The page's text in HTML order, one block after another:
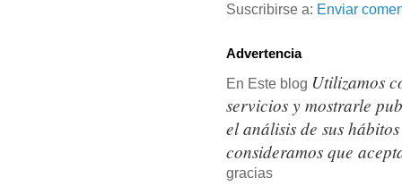
Suscribirse a: Enviar
Advertencia
En Este blog Utilizamos
servicios y mostrarle
el análisis de sus
consideramos que
gracias